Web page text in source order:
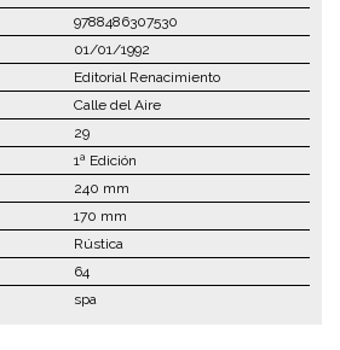
9788486307530
01/01/1992
Editorial Renacimiento
Calle del Aire
29
1ª Edición
240 mm
170 mm
Rústica
64
spa